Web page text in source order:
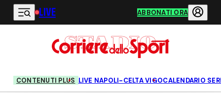
Vai al contenuto principale
LIVE ABBONATI ORA
CONTENUTI PLUS LIVE NAPOLI-CELTA VIGOCALENDARIO